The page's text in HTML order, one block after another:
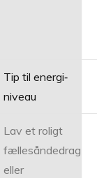
Tip til energi‐
niveau
Lav et roligt
fællesåndedrag
eller